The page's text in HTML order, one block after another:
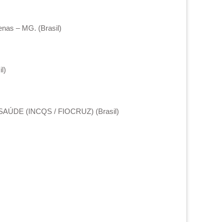
– MG. (Brasil)
(INCQS / FIOCRUZ) (Brasil)